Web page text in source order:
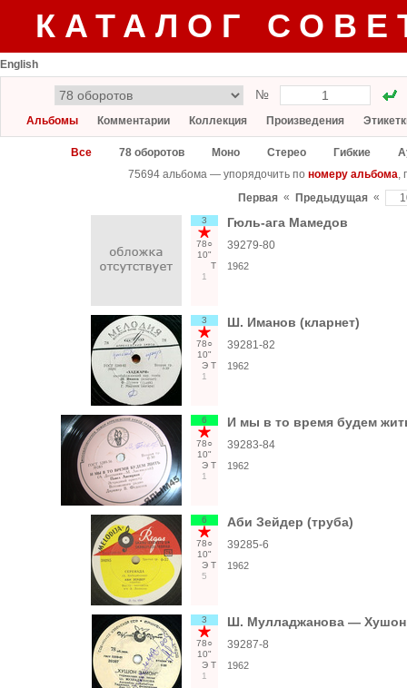
КАТАЛОГ
English
№
Альбомы Комментарии Коллекция Произведения
Все 78 оборотов Моно Стерео Гибкие
75694 альбома — упорядочить по номеру альбома,
Первая « Предыдущая «
3
78○
10"
Т
1
Гюль-ага Мамедов
39279-80
1962
3
78○
10"
Э Т
1
Ш. Иманов (кларнет)
39281-82
1962
6
78○
10"
Э Т
1
И мы в то время будем
39283-84
1962
6
78○
10"
Э Т
5
Аби Зейдер (труба)
39285-6
1962
3
78○
10"
Э Т
1
Ш. Мулладжанова — Хушон
39287-8
1962